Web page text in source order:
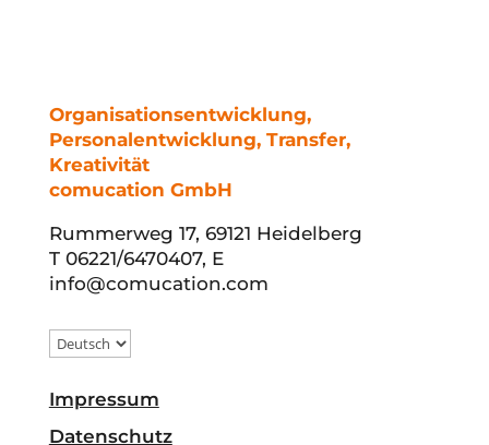
Organisationsentwicklung,
Personalentwicklung, Transfer,
Kreativität
comucation GmbH
Rummerweg 17, 69121 Heidelberg
T 06221/6470407, E
info@comucation.com
Impressum
Datenschutz